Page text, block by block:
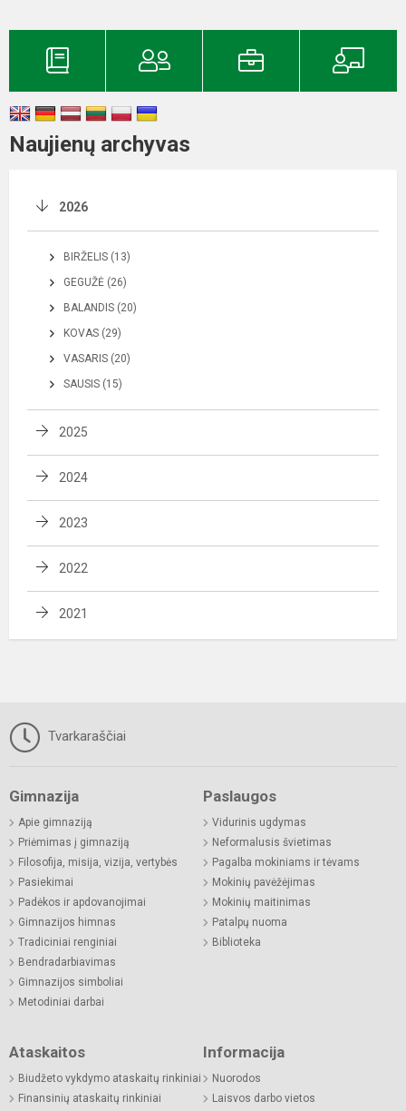
Naujienų archyvas
2026
BIRŽELIS (13)
GEGUŽĖ (26)
BALANDIS (20)
KOVAS (29)
VASARIS (20)
SAUSIS (15)
2025
2024
2023
2022
2021
Tvarkaraščiai
Gimnazija
Apie gimnaziją
Priėmimas į gimnaziją
Filosofija, misija, vizija, vertybės
Pasiekimai
Padėkos ir apdovanojimai
Gimnazijos himnas
Tradiciniai renginiai
Bendradarbiavimas
Gimnazijos simboliai
Metodiniai darbai
Paslaugos
Vidurinis ugdymas
Neformalusis švietimas
Pagalba mokiniams ir tėvams
Mokinių pavėžėjimas
Mokinių maitinimas
Patalpų nuoma
Biblioteka
Ataskaitos
Biudžeto vykdymo ataskaitų rinkiniai
Finansinių ataskaitų rinkiniai
Informacija
Nuorodos
Laisvos darbo vietos